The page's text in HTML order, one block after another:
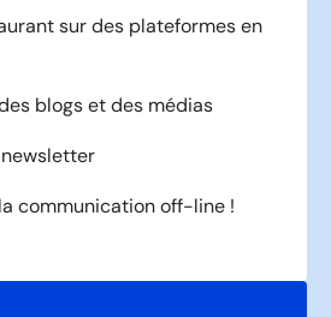
sur des plateformes en
blogs et des médias
communication off-line !